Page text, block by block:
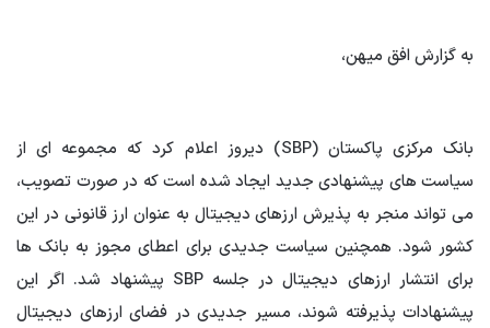
به گزارش افق میهن،
بانک مرکزی پاکستان (SBP) دیروز اعلام کرد که مجموعه ای از
سیاست های پیشنهادی جدید ایجاد شده است که در صورت تصویب،
می تواند منجر به پذیرش ارزهای دیجیتال به عنوان ارز قانونی در این
کشور شود. همچنین سیاست جدیدی برای اعطای مجوز به بانک ها
برای انتشار ارزهای دیجیتال در جلسه SBP پیشنهاد شد. اگر این
پیشنهادات پذیرفته شوند، مسیر جدیدی در فضای ارزهای دیجیتال